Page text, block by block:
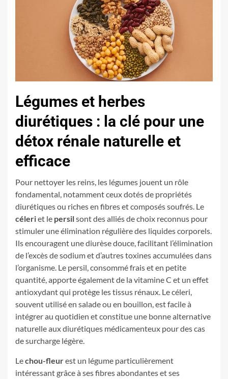
Légumes et herbes
diurétiques : la clé pour une
détox rénale naturelle et
efficace
Pour nettoyer les reins, les légumes jouent un rôle
fondamental, notamment ceux dotés de propriétés
diurétiques ou riches en fibres et composés soufrés. Le
céleriet le persilsont des alliés de choix reconnus pour
stimuler une élimination régulière des liquides corporels.
Ils encouragent une diurèse douce, facilitant l’élimination
de l’excès de sodium et d’autres toxines accumulées dans
l’organisme. Le persil, consommé frais et en petite
quantité, apporte également de la vitamine C et un effet
antioxydant qui protège les tissus rénaux. Le céleri,
souvent utilisé en salade ou en bouillon, est facile à
intégrer au quotidien et constitue une bonne alternative
naturelle aux diurétiques médicamenteux pour des cas
de surcharge légère.
Lechou-fleurest un légume particulièrement
intéressant grâce à ses fibres abondantes et ses